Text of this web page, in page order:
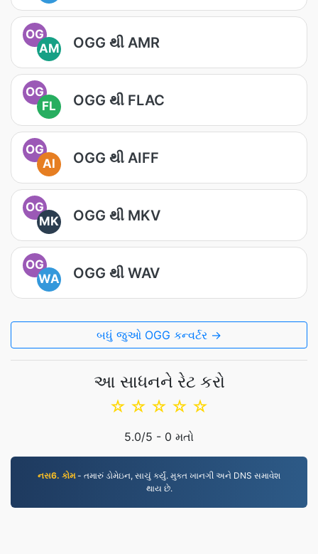
OG
AM
OGG થી AMR
OG
FL
OGG થી FLAC
OG
AI
OGG થી AIFF
OG
MK
OGG થી MKV
OG
WA
OGG થી WAV
બધું જુઓ OGG કન્વર્ટર →
આ સાધનને રેટ કરો
☆
☆
☆
☆
☆
5.0/5 - 0 મતો
નસ6. કોમ- તમારું ડોમેઇન, સાચું કર્યું. મુક્ત ખાનગી અને DNS સમાવેશ
થાય છે.